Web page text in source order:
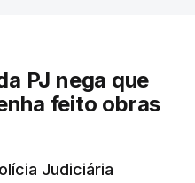
PJ nega que
feito obras
Judiciária